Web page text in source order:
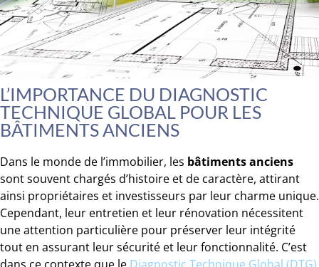
L’IMPORTANCE DU DIAGNOSTIC
TECHNIQUE GLOBAL POUR LES
BÂTIMENTS ANCIENS
Dans le monde de l’immobilier, les bâtiments anciens
sont souvent chargés d’histoire et de caractère, attirant
ainsi propriétaires et investisseurs par leur charme unique.
Cependant, leur entretien et leur rénovation nécessitent
une attention particulière pour préserver leur intégrité
tout en assurant leur sécurité et leur fonctionnalité. C’est